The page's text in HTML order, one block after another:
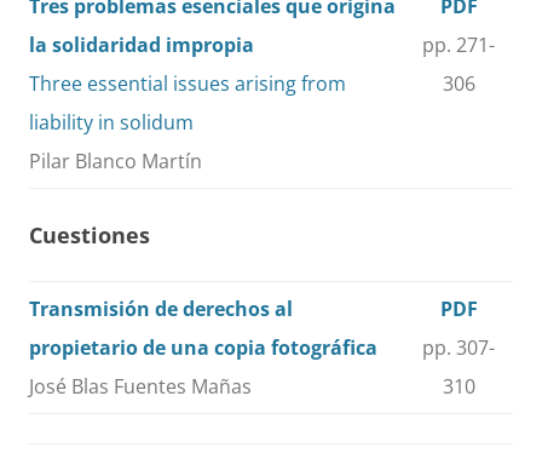
Tres problemas esenciales que origina
la solidaridad impropia
Three essential issues arising from
liability in solidum
Pilar Blanco Martín
PDF
pp. 271-
306
Cuestiones
Transmisión de derechos al
propietario de una copia fotográfica
José Blas Fuentes Mañas
PDF
pp. 307-
310